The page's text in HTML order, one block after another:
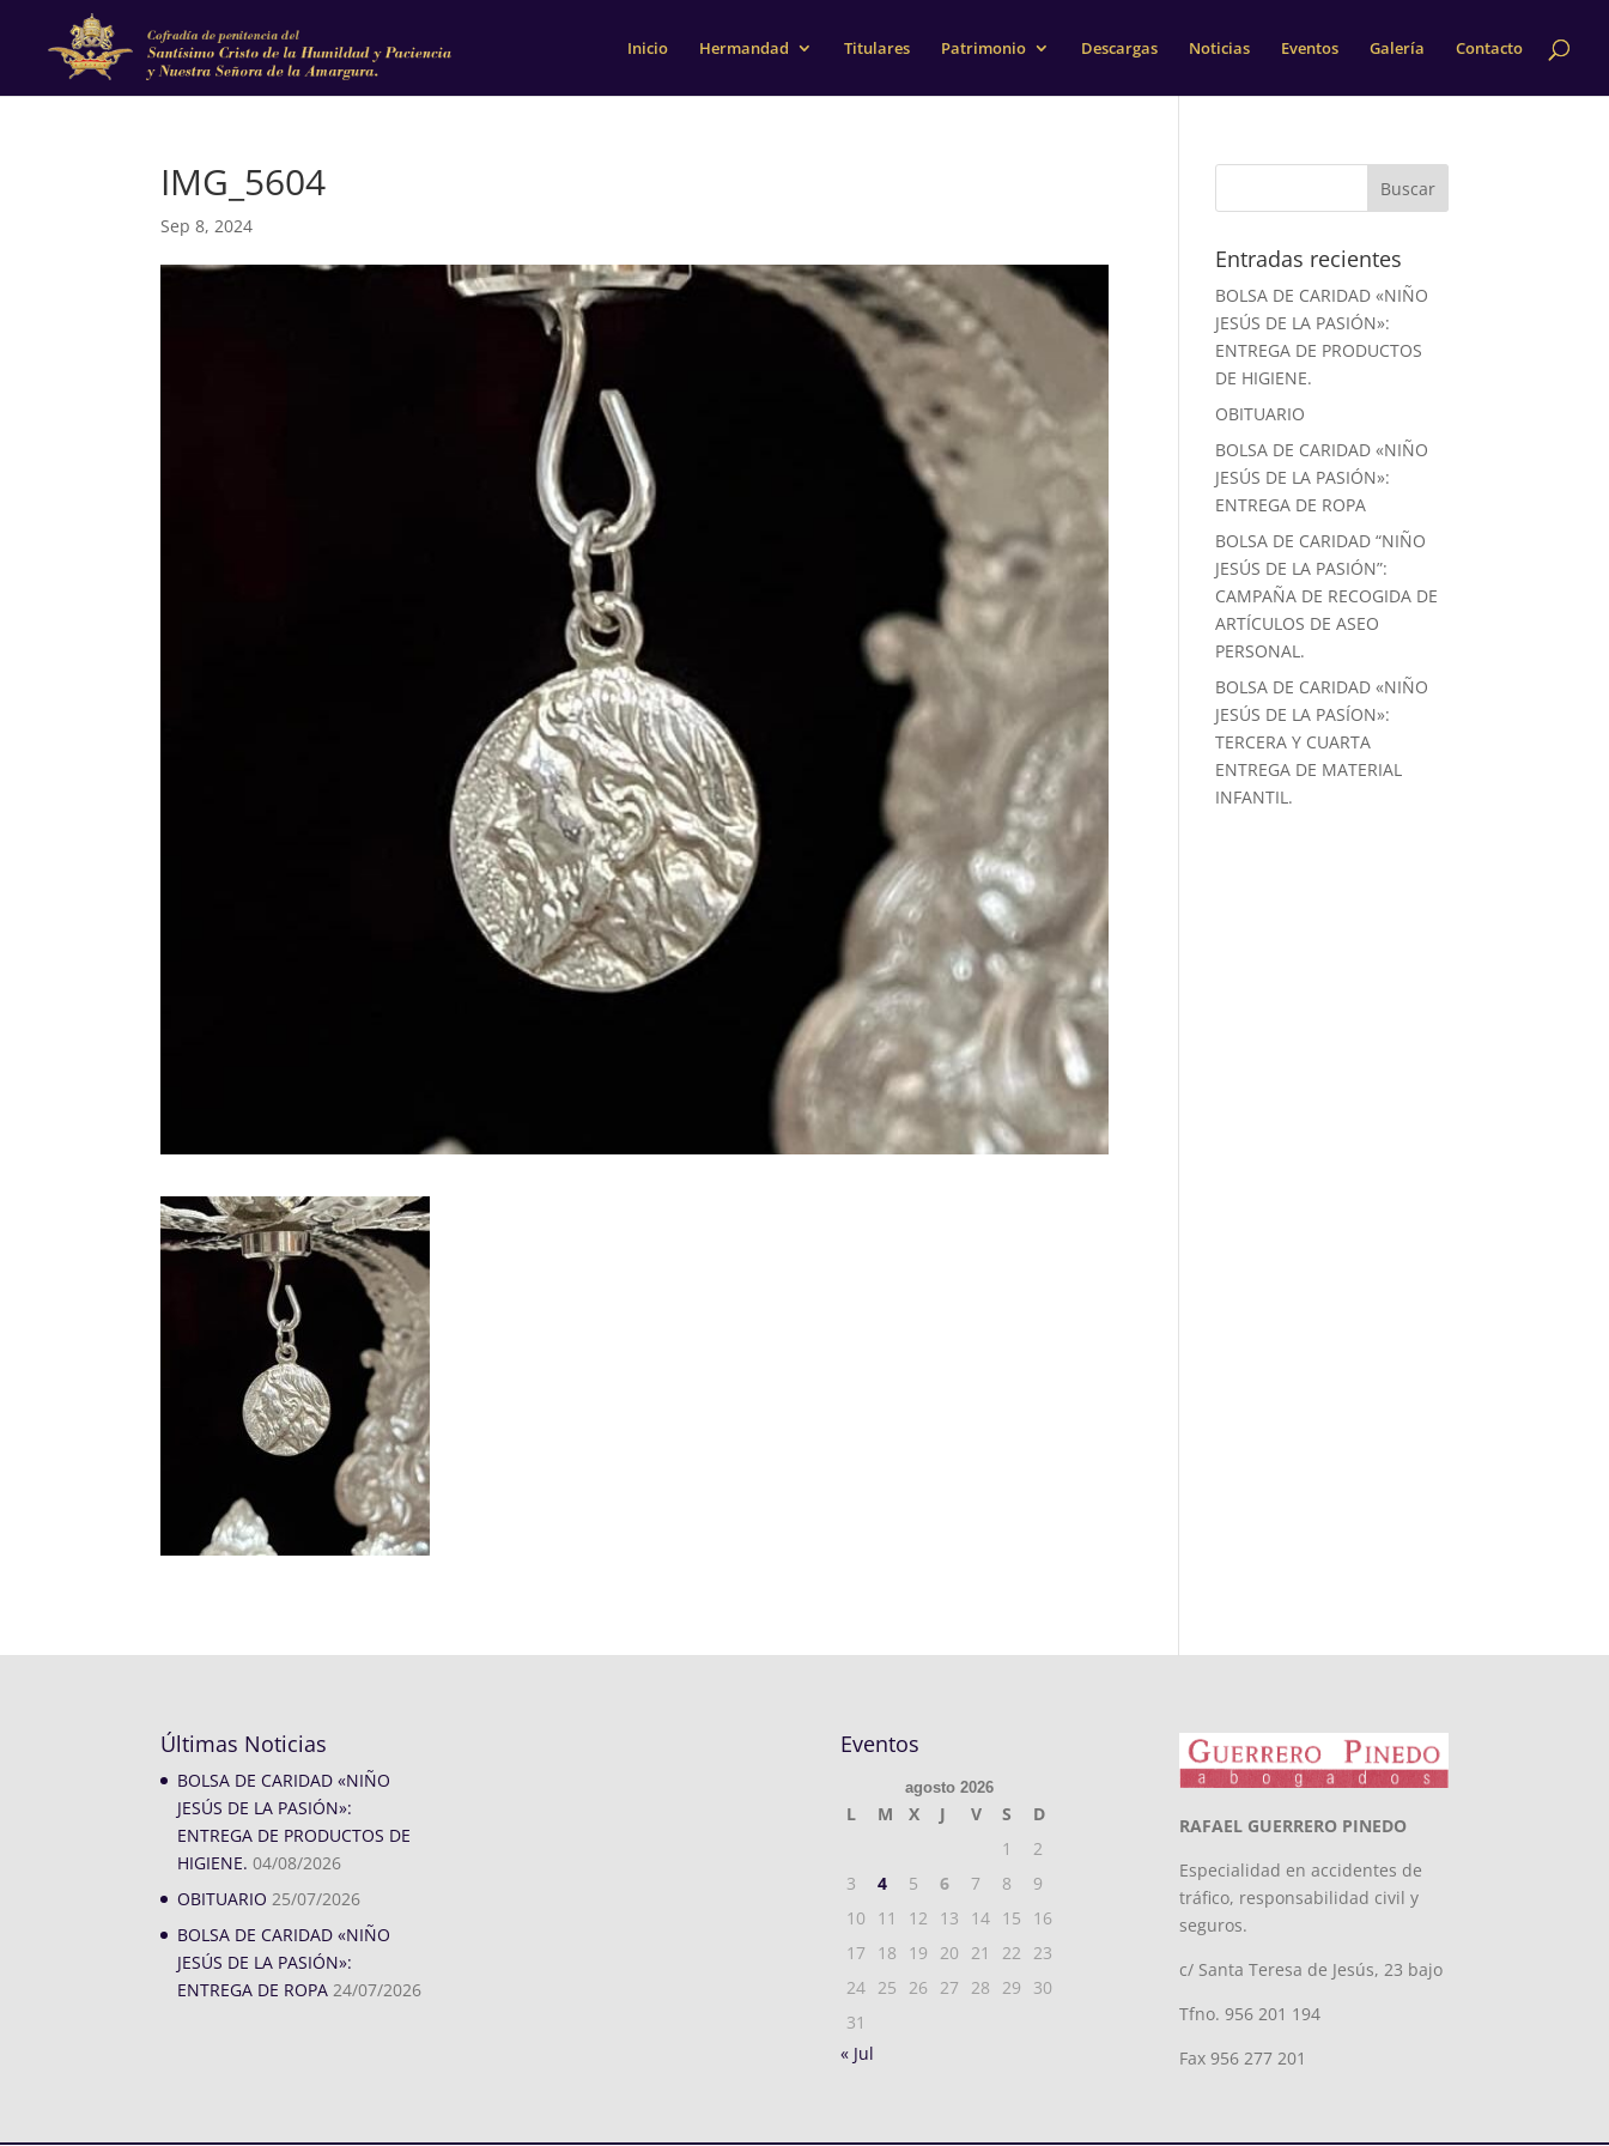
Inicio Hermandad Titulares Patrimonio Descargas Noticias Eventos Galería Contacto
IMG_5604
Sep 8, 2024
Entradas recientes
BOLSA DE CARIDAD «NIÑO
JESÚS DE LA PASIÓN»:
ENTREGA DE PRODUCTOS
DE HIGIENE.
OBITUARIO
BOLSA DE CARIDAD «NIÑO
JESÚS DE LA PASIÓN»:
ENTREGA DE ROPA
BOLSA DE CARIDAD “NIÑO
JESÚS DE LA PASIÓN”:
CAMPAÑA DE RECOGIDA DE
ARTÍCULOS DE ASEO
PERSONAL.
BOLSA DE CARIDAD «NIÑO
JESÚS DE LA PASÍON»:
TERCERA Y CUARTA
ENTREGA DE MATERIAL
INFANTIL.
Últimas Noticias
BOLSA DE CARIDAD «NIÑO
JESÚS DE LA PASIÓN»:
ENTREGA DE PRODUCTOS DE
HIGIENE. 04/08/2026
OBITUARIO 25/07/2026
BOLSA DE CARIDAD «NIÑO
JESÚS DE LA PASIÓN»:
ENTREGA DE ROPA 24/07/2026
Eventos
agosto 2026
L M X J V S
D
1
2
3
4 5 6 7 8
9
10
11 12 13 14 15
16
17
18 19 20 21 22
23
24
25 26 27 28 29
30
31
« Jul
RAFAEL GUERRERO PINEDO
Especialidad en accidentes de
tráfico, responsabilidad civil y
seguros.
c/ Santa Teresa de Jesús, 23 bajo
Tfno. 956 201 194
Fax 956 277 201